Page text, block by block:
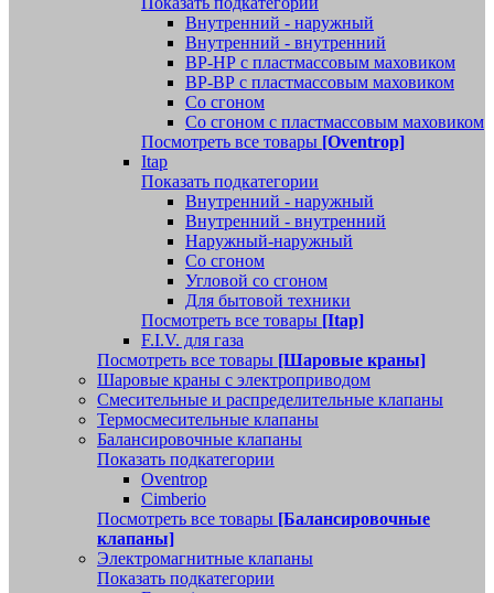
Внутренний - наружный
Внутренний - внутренний
ВР-НР с пластмассовым маховиком
ВР-ВР с пластмассовым маховиком
Со сгоном
Со сгоном с пластмассовым маховиком
Посмотреть все товары [Oventrop]
Itap
Показать подкатегории
Внутренний - наружный
Внутренний - внутренний
Наружный-наружный
Со сгоном
Угловой со сгоном
Для бытовой техники
Посмотреть все товары [Itap]
F.I.V. для газа
Посмотреть все товары [Шаровые краны]
Шаровые краны с электроприводом
Смесительные и распределительные клапаны
Термосмесительные клапаны
Балансировочные клапаны
Показать подкатегории
Oventrop
Cimberio
Посмотреть все товары [Балансировочные
клапаны]
Электромагнитные клапаны
Показать подкатегории